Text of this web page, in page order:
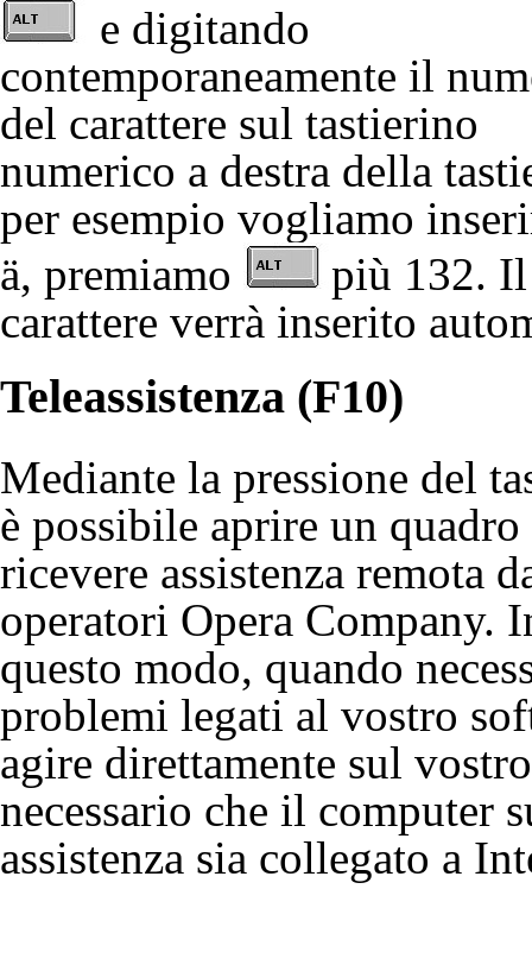
e digitando
contemporaneamente il
del carattere sul tastierino
numerico a destra della
per esempio vogliamo
ä, premiamo
più 132. Il
carattere verrà inserito
Teleassistenza (F10)
Mediante la pressione del
è possibile aprire un quadro
ricevere assistenza remota
operatori Opera Company.
questo modo, quando
problemi legati al vostro
agire direttamente sul
necessario che il computer
assistenza sia collegato a